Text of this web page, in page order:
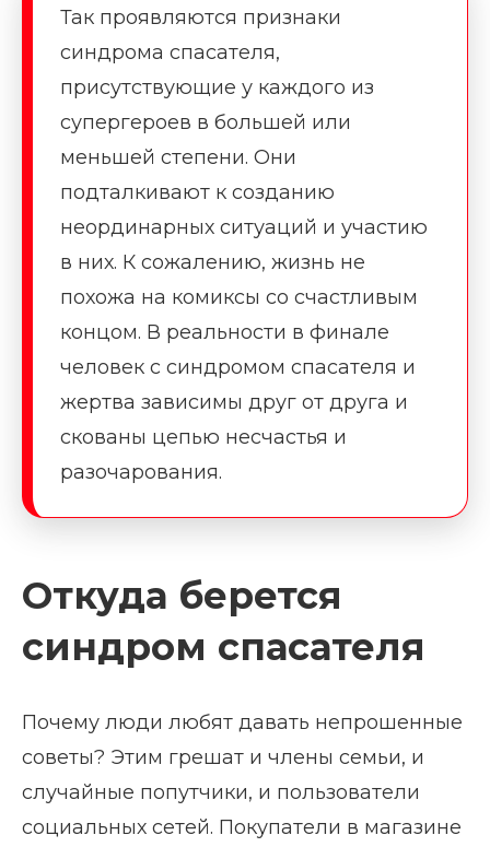
Так проявляются признаки
синдрома спасателя,
присутствующие у каждого из
супергероев в большей или
меньшей степени. Они
подталкивают к созданию
неординарных ситуаций и участию
в них. К сожалению, жизнь не
похожа на комиксы со счастливым
концом. В реальности в финале
человек с синдромом спасателя и
жертва зависимы друг от друга и
скованы цепью несчастья и
разочарования.
Откуда берется
синдром спасателя
Почему люди любят давать непрошенные
советы? Этим грешат и члены семьи, и
случайные попутчики, и пользователи
социальных сетей. Покупатели в магазине